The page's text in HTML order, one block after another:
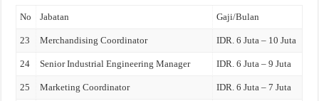
No Jabatan Gaji/Bulan
23 Merchandising Coordinator IDR. 6 Juta – 10 Juta
24 Senior Industrial Engineering Manager IDR. 6 Juta – 9 Juta
25 Marketing Coordinator IDR. 6 Juta – 7 Juta